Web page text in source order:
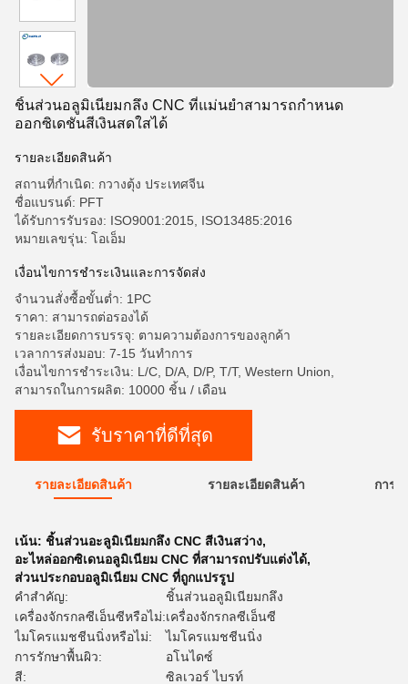
ชิ้นส่วนอลูมิเนียมกลึง CNC ที่แม่นยำสามารถกำหนด
ออกซิเดชันสีเงินสดใสได้
รายละเอียดสินค้า
สถานที่กำเนิด: กวางตุ้ง ประเทศจีน
ชื่อแบรนด์: PFT
ได้รับการรับรอง: ISO9001:2015, ISO13485:2016
หมายเลขรุ่น: โอเอ็ม
เงื่อนไขการชำระเงินและการจัดส่ง
จำนวนสั่งซื้อขั้นต่ำ: 1PC
ราคา: สามารถต่อรองได้
รายละเอียดการบรรจุ: ตามความต้องการของลูกค้า
เวลาการส่งมอบ: 7-15 วันทำการ
เงื่อนไขการชำระเงิน: L/C, D/A, D/P, T/T, Western Union,
สามารถในการผลิต: 10000 ชิ้น / เดือน
รับราคาที่ดีที่สุด
รายละเอียดสินค้า รายละเอียดสินค้า การ
เน้น: ชิ้นส่วนอะลูมิเนียมกลึง CNC สีเงินสว่าง,
อะไหล่ออกซิเดนอลูมิเนียม CNC ที่สามารถปรับแต่งได้,
ส่วนประกอบอลูมิเนียม CNC ที่ถูกแปรรูป
คำสำคัญ:
ชิ้นส่วนอลูมิเนียมกลึง
เครื่องจักรกลซีเอ็นซีหรือไม่:เครื่องจักรกลซีเอ็นซี
ไมโครแมชชีนนิ่งหรือไม่:
ไมโครแมชชีนนิ่ง
การรักษาพื้นผิว:
อโนไดซ์
สี:
ซิลเวอร์ ไบรท์